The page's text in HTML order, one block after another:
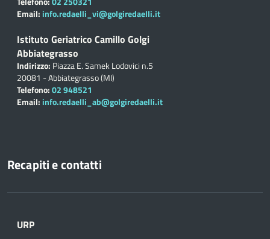
Email: info.redaelli_vi@golgiredaelli.it
Istituto Geriatrico Camillo Golgi
Abbiategrasso
Indirizzo: Piazza E. Samek Lodovici n.5
20081 - Abbiategrasso (MI)
Telefono:02 948521
Email: info.redaelli_ab@golgiredaelli.it
Recapiti e contatti
URP